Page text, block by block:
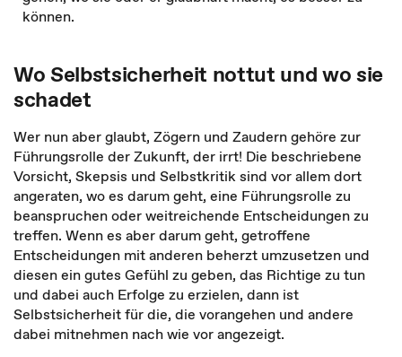
können.
Wo Selbstsicherheit nottut und wo sie
schadet
Wer nun aber glaubt, Zögern und Zaudern gehöre zur
Führungsrolle der Zukunft, der irrt! Die beschriebene
Vorsicht, Skepsis und Selbstkritik sind vor allem dort
angeraten, wo es darum geht, eine Führungsrolle zu
beanspruchen oder weitreichende Entscheidungen zu
treffen. Wenn es aber darum geht, getroffene
Entscheidungen mit anderen beherzt umzusetzen und
diesen ein gutes Gefühl zu geben, das Richtige zu tun
und dabei auch Erfolge zu erzielen, dann ist
Selbstsicherheit für die, die vorangehen und andere
dabei mitnehmen nach wie vor angezeigt.